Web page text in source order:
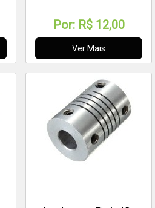
Por: R$ 12,00
Ver Mais